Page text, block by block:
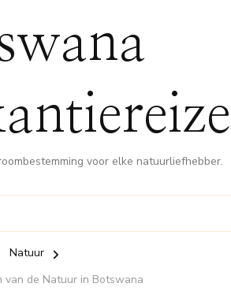
voor elke natuurliefhebber.
Natuur
van de Natuur in Botswana